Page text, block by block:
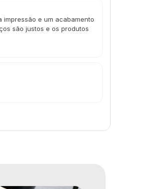
e um acabamento
são justos e os produtos